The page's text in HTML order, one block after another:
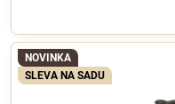
NOVINKA
SLEVA NA SADU